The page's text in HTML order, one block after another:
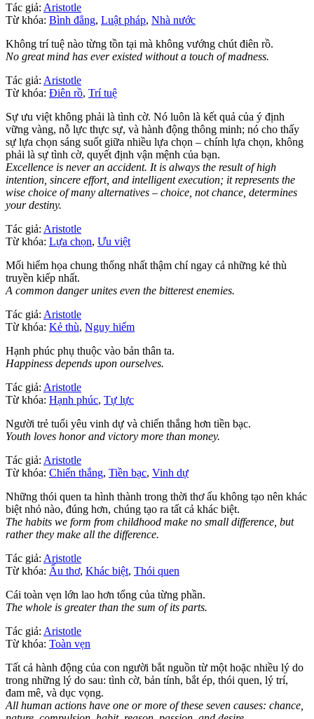
Tác giả: Aristotle
Từ khóa: Bình đẳng, Luật pháp, Nhà nước
Không trí tuệ nào từng tồn tại mà không vướng chút điên rồ.
No great mind has ever existed without a touch of madness.
Tác giả: Aristotle
Từ khóa: Điên rồ, Trí tuệ
Sự ưu việt không phải là tình cờ. Nó luôn là kết quả của ý định
vững vàng, nỗ lực thực sự, và hành động thông minh; nó cho thấy
sự lựa chọn sáng suốt giữa nhiều lựa chọn – chính lựa chọn, không
phải là sự tình cờ, quyết định vận mệnh của bạn.
Excellence is never an accident. It is always the result of high
intention, sincere effort, and intelligent execution; it represents the
wise choice of many alternatives – choice, not chance, determines
your destiny.
Tác giả: Aristotle
Từ khóa: Lựa chọn, Ưu việt
Mối hiểm họa chung thống nhất thậm chí ngay cả những kẻ thù
truyền kiếp nhất.
A common danger unites even the bitterest enemies.
Tác giả: Aristotle
Từ khóa: Kẻ thù, Nguy hiểm
Hạnh phúc phụ thuộc vào bản thân ta.
Happiness depends upon ourselves.
Tác giả: Aristotle
Từ khóa: Hạnh phúc, Tự lực
Người trẻ tuổi yêu vinh dự và chiến thắng hơn tiền bạc.
Youth loves honor and victory more than money.
Tác giả: Aristotle
Từ khóa: Chiến thắng, Tiền bạc, Vinh dự
Những thói quen ta hình thành trong thời thơ ấu không tạo nên khác
biệt nhỏ nào, đúng hơn, chúng tạo ra tất cả khác biệt.
The habits we form from childhood make no small difference, but
rather they make all the difference.
Tác giả: Aristotle
Từ khóa: Ấu thơ, Khác biệt, Thói quen
Cái toàn vẹn lớn lao hơn tổng của từng phần.
The whole is greater than the sum of its parts.
Tác giả: Aristotle
Từ khóa: Toàn vẹn
Tất cả hành động của con người bắt nguồn từ một hoặc nhiều lý do
trong những lý do sau: tình cờ, bản tính, bắt ép, thói quen, lý trí,
đam mê, và dục vọng.
All human actions have one or more of these seven causes: chance,